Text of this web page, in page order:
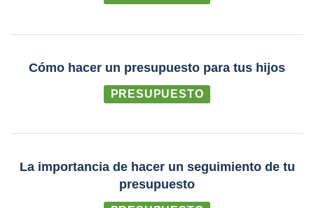
Cómo hacer un presupuesto para tus hijos
PRESUPUESTO
La importancia de hacer un seguimiento de tu
presupuesto